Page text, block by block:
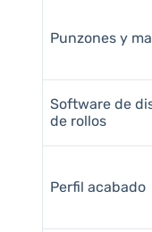
Punzones y
Software de
de rollos
Perfil acabado